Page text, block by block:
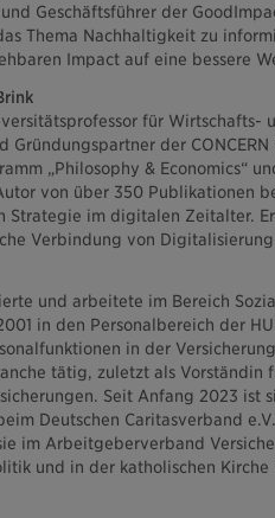
Geschäftsführer der
Thema Nachhaltigkeit zu
Impact auf eine bessere
für Wirtschafts-
Gründungspartner der
„Philosophy & Economics“
von über 350 Publikationen
Strategie im digitalen Zeitalter.
Verbindung von
und arbeitete im Bereich
in den Personalbereich der
in der
tätig, zuletzt als Vorständin
Seit Anfang 2023 ist
Deutschen Caritasverband
im Arbeitgeberverband
und in der katholischen